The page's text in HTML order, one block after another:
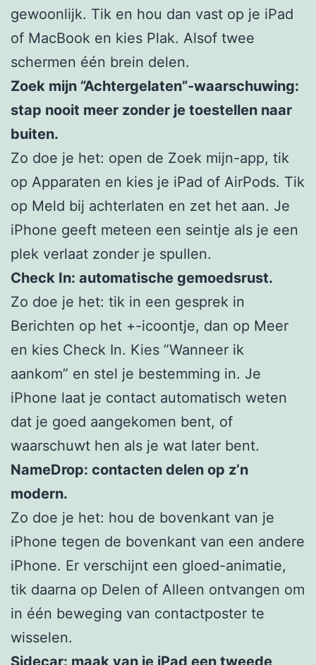
gewoonlijk. Tik en hou dan vast op je iPad
of MacBook en kies Plak. Alsof twee
schermen één brein delen.
Zoek mijn ”Achtergelaten”-waarschuwing:
stap nooit meer zonder je toestellen naar
buiten.
Zo doe je het: open de Zoek mijn-app, tik
op Apparaten en kies je iPad of AirPods. Tik
op Meld bij achterlaten en zet het aan. Je
iPhone geeft meteen een seintje als je een
plek verlaat zonder je spullen.
Check In: automatische gemoedsrust.
Zo doe je het: tik in een gesprek in
Berichten op het +-icoontje, dan op Meer
en kies Check In. Kies ”Wanneer ik
aankom” en stel je bestemming in. Je
iPhone laat je contact automatisch weten
dat je goed aangekomen bent, of
waarschuwt hen als je wat later bent.
NameDrop: contacten delen op z’n
modern.
Zo doe je het: hou de bovenkant van je
iPhone tegen de bovenkant van een andere
iPhone. Er verschijnt een gloed-animatie,
tik daarna op Delen of Alleen ontvangen om
in één beweging van contactposter te
wisselen.